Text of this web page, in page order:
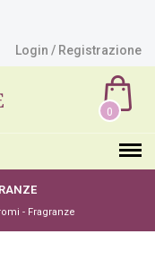
Login / Registrazione
0
- Fragranze